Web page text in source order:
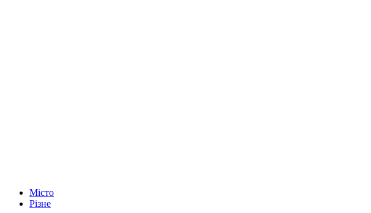
Місто
Різне